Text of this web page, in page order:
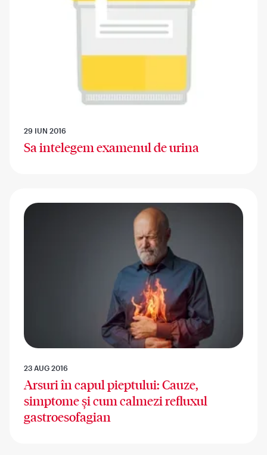
29 IUN 2016
Sa intelegem examenul de urina
23 AUG 2016
Arsuri în capul pieptului: Cauze,
simptome și cum calmezi refluxul
gastroesofagian